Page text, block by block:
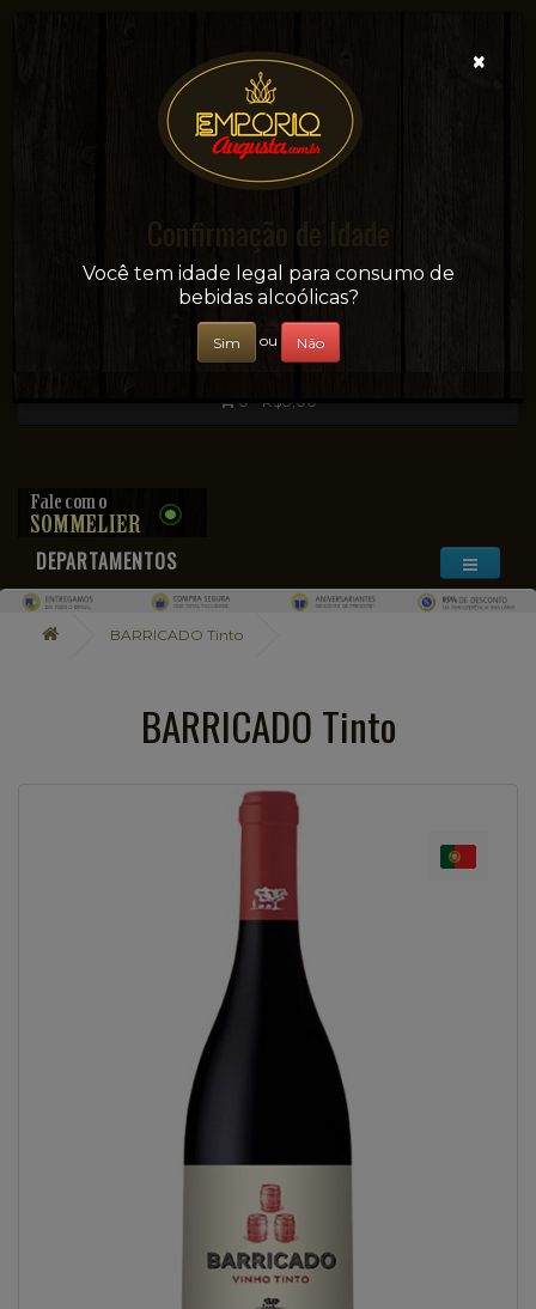
Sua conveniência e adega on-line!
0 - R$0,00
DEPARTAMENTOS
BARRICADO Tinto
BARRICADO Tinto
×
Confirmação de Idade
Você tem idade legal para consumo de
bebidas alcoólicas?
Sim ou Não